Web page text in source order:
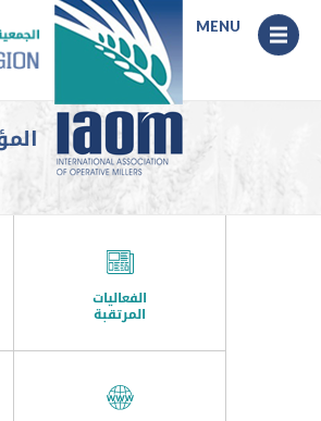
الفعاليات
المرتقبة
MENU
Menu